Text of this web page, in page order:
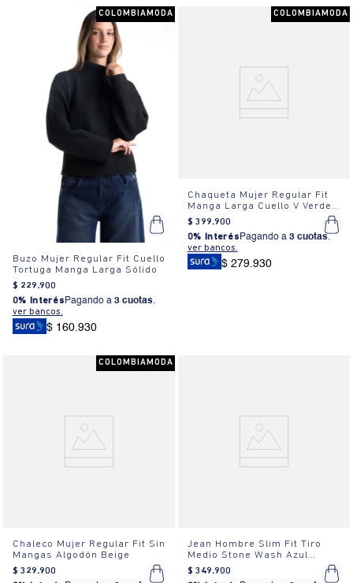
COLOMBIAMODA
Buzo Mujer Regular Fit Cuello
Tortuga Manga Larga Sólido
$ 229.900
0% Interés Pagando a 3 cuotas.
ver bancos.
$ 160.930
COLOMBIAMODA
Chaqueta Mujer Regular Fit
Manga Larga Cuello V Verde
Oscuro
$ 399.900
0% Interés Pagando a 3 cuotas.
ver bancos.
$ 279.930
COLOMBIAMODA
Chaleco Mujer Regular Fit Sin
Mangas Algodón Beige
$ 329.900
Jean Hombre Slim Fit Tiro
Medio Stone Wash Azul
Oscuro
$ 349.900